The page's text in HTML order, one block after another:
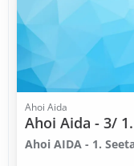
Ahoi Aida
Ahoi Aida - 3/
Ahoi AIDA - 1.